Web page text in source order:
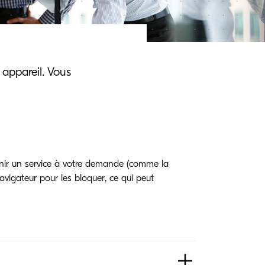
Vous
un service à votre demande (comme la
pour les bloquer, ce qui peut